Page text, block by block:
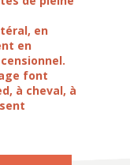
en
en
font
à cheval, à